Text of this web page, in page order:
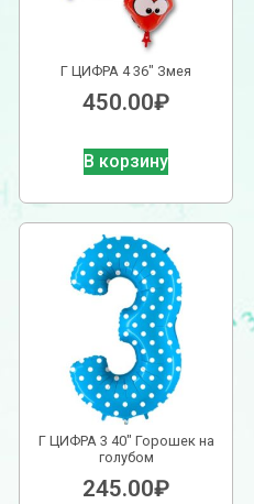
Г ЦИФРА 4 36″ Змея
450.00₽
В корзину
Г ЦИФРА 3 40″ Горошек на
голубом
245.00₽